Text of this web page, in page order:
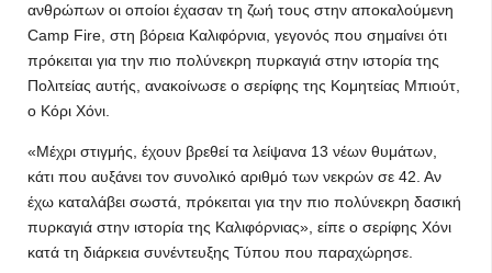
ανθρώπων οι οποίοι έχασαν τη ζωή τους στην αποκαλούμενη
Camp Fire, στη βόρεια Καλιφόρνια, γεγονός που σημαίνει ότι
πρόκειται για την πιο πολύνεκρη πυρκαγιά στην ιστορία της
Πολιτείας αυτής, ανακοίνωσε ο σερίφης της Κομητείας Μπιούτ,
ο Κόρι Χόνι.
«Μέχρι στιγμής, έχουν βρεθεί τα λείψανα 13 νέων θυμάτων,
κάτι που αυξάνει τον συνολικό αριθμό των νεκρών σε 42. Αν
έχω καταλάβει σωστά, πρόκειται για την πιο πολύνεκρη δασική
πυρκαγιά στην ιστορία της Καλιφόρνιας», είπε ο σερίφης Χόνι
κατά τη διάρκεια συνέντευξης Τύπου που παραχώρησε.